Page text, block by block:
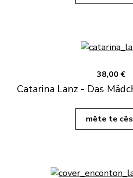
38,00 €
Catarina Lanz - Das
mëte te